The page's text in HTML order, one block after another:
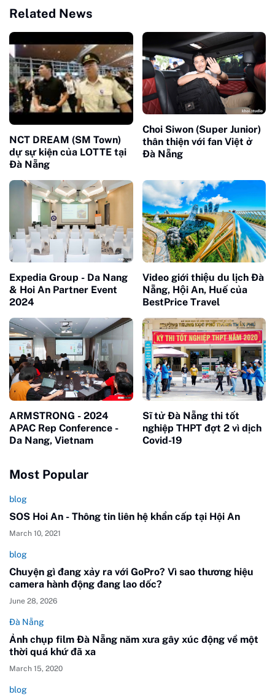
Related News
NCT DREAM (SM Town)
dự sự kiện của LOTTE tại
Đà Nẵng
Choi Siwon (Super Junior)
thân thiện với fan Việt ở
Đà Nẵng
Expedia Group - Da Nang
& Hoi An Partner Event
2024
Video giới thiệu du lịch Đà
Nẵng, Hội An, Huế của
BestPrice Travel
ARMSTRONG - 2024
APAC Rep Conference -
Da Nang, Vietnam
Sĩ tử Đà Nẵng thi tốt
nghiệp THPT đợt 2 vì dịch
Covid-19
Most Popular
blog
SOS Hoi An - Thông tin liên hệ khẩn cấp tại Hội An
March 10, 2021
blog
Chuyện gì đang xảy ra với GoPro? Vì sao thương hiệu
camera hành động đang lao dốc?
June 28, 2026
Đà Nẵng
Ảnh chụp film Đà Nẵng năm xưa gây xúc động về một
thời quá khứ đã xa
March 15, 2020
blog